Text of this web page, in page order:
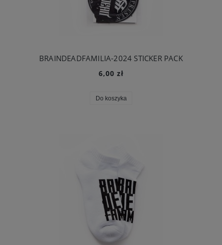
BRAINDEADFAMILIA-2024 STICKER PACK
6,00 zł
Do koszyka